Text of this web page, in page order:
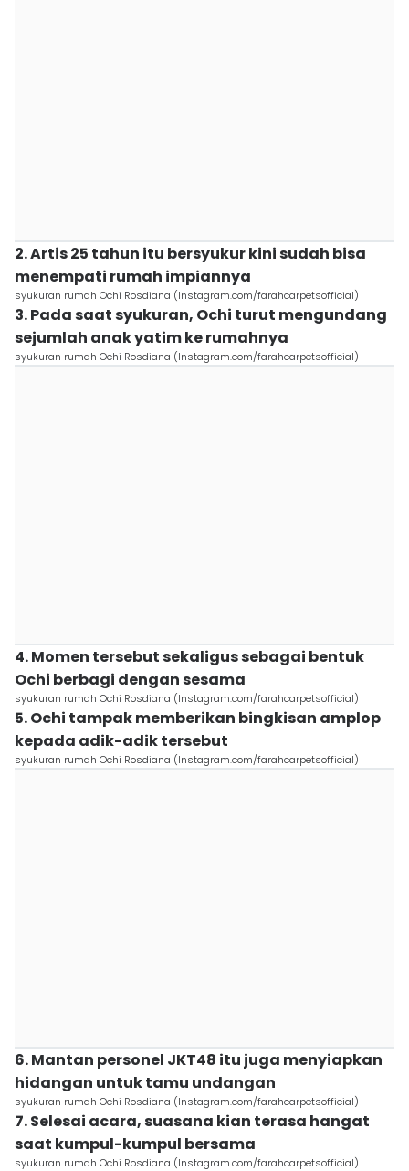
2. Artis 25 tahun itu bersyukur kini sudah bisa
menempati rumah impiannya
syukuran rumah Ochi Rosdiana (Instagram.com/farahcarpetsofficial)
3. Pada saat syukuran, Ochi turut mengundang
sejumlah anak yatim ke rumahnya
syukuran rumah Ochi Rosdiana (Instagram.com/farahcarpetsofficial)
4. Momen tersebut sekaligus sebagai bentuk
Ochi berbagi dengan sesama
syukuran rumah Ochi Rosdiana (Instagram.com/farahcarpetsofficial)
5. Ochi tampak memberikan bingkisan amplop
kepada adik-adik tersebut
syukuran rumah Ochi Rosdiana (Instagram.com/farahcarpetsofficial)
6. Mantan personel JKT48 itu juga menyiapkan
hidangan untuk tamu undangan
syukuran rumah Ochi Rosdiana (Instagram.com/farahcarpetsofficial)
7. Selesai acara, suasana kian terasa hangat
saat kumpul-kumpul bersama
syukuran rumah Ochi Rosdiana (Instagram.com/farahcarpetsofficial)